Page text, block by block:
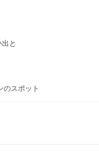
と
のスポット